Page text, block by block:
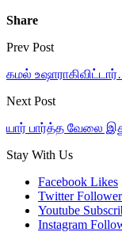
Share
Prev Post
கமல்
Next Post
யார் பார்த்த வேலை
Stay With Us
Facebook Likes
Twitter
Youtube
Instagram